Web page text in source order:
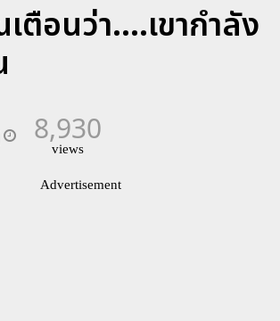
อนว่า....เขากำลัง
8,930
views
Advertisement